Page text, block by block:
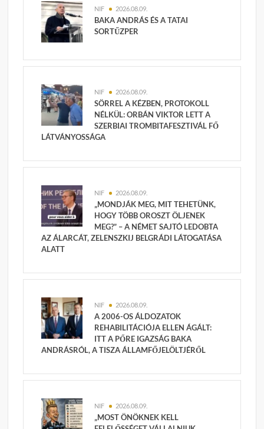
NIF 2026.08.09.
BAKA ANDRÁS ÉS A TATAI
SORTŰZPER
NIF 2026.08.09.
SÖRREL A KÉZBEN, PROTOKOLL
NÉLKÜL: ORBÁN VIKTOR LETT A
SZERBIAI TROMBITAFESZTIVÁL FŐ
LÁTVÁNYOSSÁGA
NIF 2026.08.09.
„MONDJÁK MEG, MIT TEHETÜNK,
HOGY TÖBB OROSZT ÖLJENEK
MEG?” – A NÉMET SAJTÓ LEDOBTA
AZ ÁLARCÁT, ZELENSZKIJ BELGRÁDI LÁTOGATÁSA
ALATT
NIF 2026.08.09.
A 2006-OS ÁLDOZATOK
REHABILITÁCIÓJA ELLEN ÁGÁLT:
ITT A PŐRE IGAZSÁG BAKA
ANDRÁSRÓL, A TISZA ÁLLAMFŐJELÖLTJÉRŐL
NIF 2026.08.09.
„MOST ÖNÖKNEK KELL